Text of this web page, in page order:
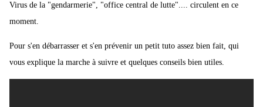
Virus de la "gendarmerie", "office central de lutte".... circulent en ce
moment.
Pour s'en débarrasser et s'en prévenir un petit tuto assez bien fait, qui
vous explique la marche à suivre et quelques conseils bien utiles.